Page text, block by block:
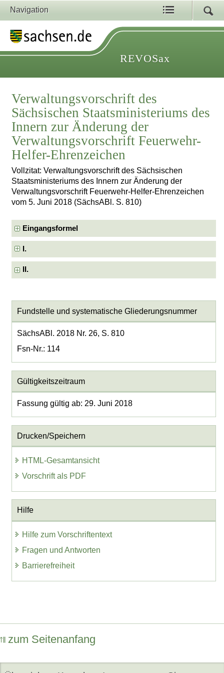
Navigation
REVOSax
Verwaltungsvorschrift des
Sächsischen Staatsministeriums des
Innern zur Änderung der
Verwaltungsvorschrift Feuerwehr-
Helfer-Ehrenzeichen
Vollzitat: Verwaltungsvorschrift des Sächsischen
Staatsministeriums des Innern zur Änderung der
Verwaltungsvorschrift Feuerwehr-Helfer-Ehrenzeichen
vom 5. Juni 2018 (SächsABl. S. 810)
Eingangsformel
I.
II.
Fundstelle und systematische Gliederungsnummer
SächsABl. 2018 Nr. 26, S. 810
Fsn-Nr.: 114
Gültigkeitszeitraum
Fassung gültig ab: 29. Juni 2018
Drucken/Speichern
HTML-Gesamtansicht
Vorschrift als PDF
Hilfe
Hilfe zum Vorschriftentext
Fragen und Antworten
Barrierefreiheit
zum Seitenanfang